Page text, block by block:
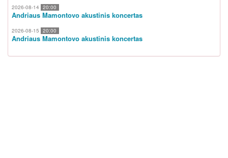
2026-08-14 20:00
Andriaus Mamontovo akustinis koncertas
2026-08-15 20:00
Andriaus Mamontovo akustinis koncertas